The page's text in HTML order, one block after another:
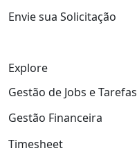
Envie sua Solicitação
Explore
Gestão de Jobs e Tarefas
Gestão Financeira
Timesheet